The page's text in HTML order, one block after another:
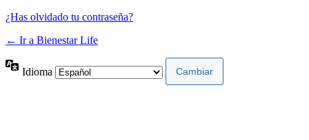
¿Has olvidado tu contraseña?
← Ir a Bienestar Life
Idioma